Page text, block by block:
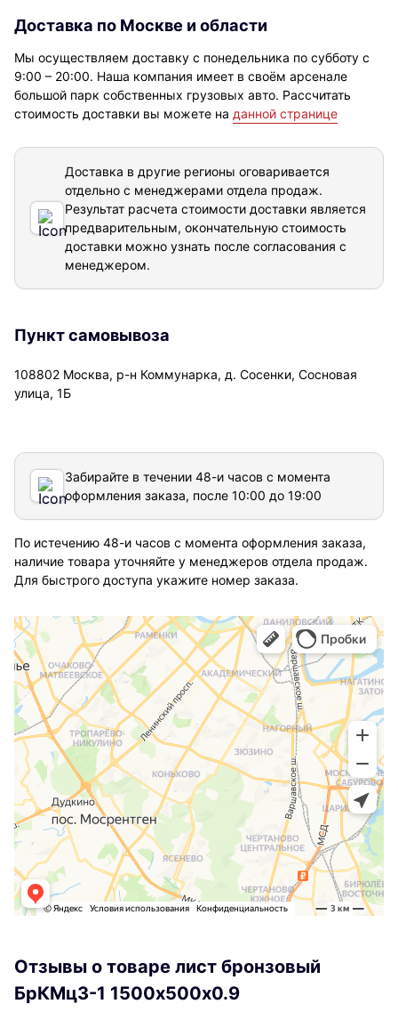
Доставка по Москве и области
Мы осуществляем доставку с понедельника по субботу с
9:00 – 20:00. Наша компания имеет в своём арсенале
большой парк собственных грузовых авто. Рассчитать
стоимость доставки вы можете на данной странице
Доставка в другие регионы оговаривается
отдельно с менеджерами отдела продаж.
Результат расчета стоимости доставки является
предварительным, окончательную стоимость
доставки можно узнать после согласования с
менеджером.
Пункт самовывоза
108802 Москва, р-н Коммунарка, д. Сосенки, Сосновая
улица, 1Б
Забирайте в течении 48-и часов с момента
оформления заказа, после 10:00 до 19:00
По истечению 48-и часов с момента оформления заказа,
наличие товара уточняйте у менеджеров отдела продаж.
Для быстрого доступа укажите номер заказа.
Отзывы о товаре лист бронзовый
БрКМц3-1 1500х500х0.9